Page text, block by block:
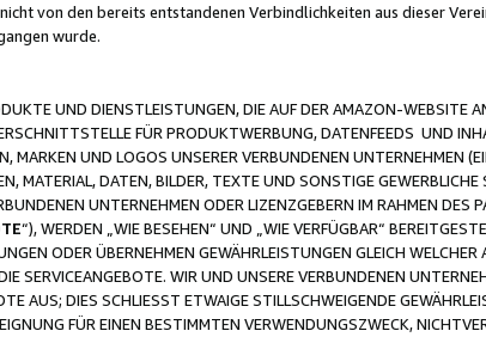
von den bereits entstandenen Verbindlichkeiten aus dieser
wurde.
UND DIENSTLEISTUNGEN, DIE AUF DER AMAZON-WEBSITE
FÜR PRODUKTWERBUNG, DATENFEEDS UND
MARKEN UND LOGOS UNSERER VERBUNDENEN UNTERNEHMEN
MATERIAL, DATEN, BILDER, TEXTE UND SONSTIGE
UNTERNEHMEN ODER LIZENZGEBERN IM RAHMEN DES
“), WERDEN „WIE BESEHEN“ UND „WIE VERFÜGBAR“
ODER ÜBERNEHMEN GEWÄHRLEISTUNGEN GLEICH
SERVICEANGEBOTE. WIR UND UNSERE VERBUNDENEN
AUS; DIES SCHLIESST ETWAIGE STILLSCHWEIGENDE
FÜR EINEN BESTIMMTEN VERWENDUNGSZWECK,